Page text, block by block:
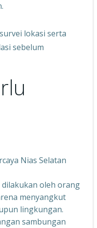
lokasi serta
sebelum
Nias Selatan
oleh orang
menyangkut
lingkungan.
sambungan